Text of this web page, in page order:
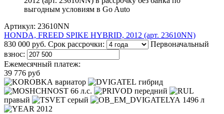
Артикул: 23610NN
HONDA, FREED SPIKE HYBRID, 2012 (арт. 23610NN)
830 000 руб. Срок рассрочки:
Первоначальный
взнос:
Ежемесячный платеж:
39 776 руб
вариатор
гибрид
66 л.с.
передний
правый
серый
1496 л
2012